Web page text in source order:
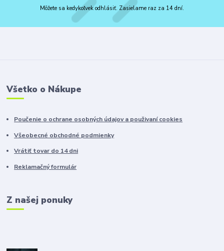
Môžete sa kedykoľvek odhlásiť. Zasielame raz za 14 dní.
Všetko o Nákupe
Poučenie o ochrane osobných údajov a použivaní cookies
Všeobecné obchodné podmienky
Vrátiť tovar do 14 dni
Reklamačný formulár
Z našej ponuky